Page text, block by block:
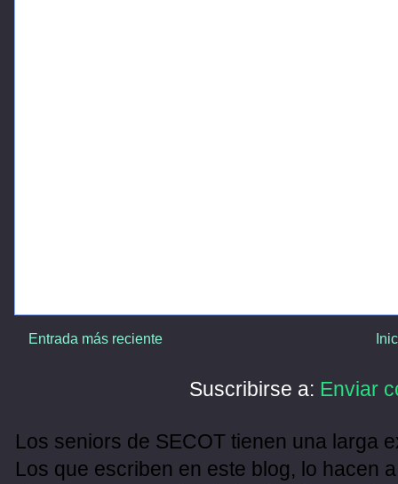
Entrada más reciente
Suscribirse a: Enviar
Los seniors de SECOT tienen una larga
Los que escriben en este blog, lo hacen